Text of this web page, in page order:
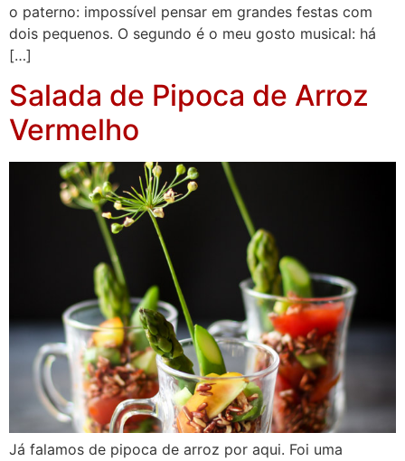
o paterno: impossível pensar em grandes festas com
dois pequenos. O segundo é o meu gosto musical: há
[…]
Salada de Pipoca de Arroz
Vermelho
Já falamos de pipoca de arroz por aqui. Foi uma